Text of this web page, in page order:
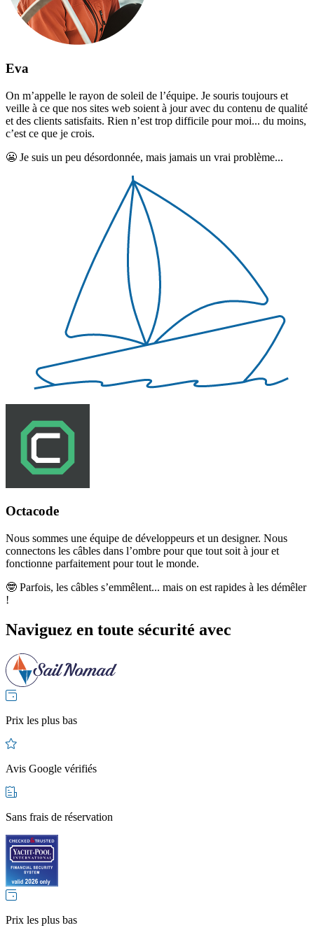
Eva
On m’appelle le rayon de soleil de l’équipe. Je souris toujours et
veille à ce que nos sites web soient à jour avec du contenu de qualité
et des clients satisfaits. Rien n’est trop difficile pour moi... du moins,
c’est ce que je crois.
😬 Je suis un peu désordonnée, mais jamais un vrai problème...
Octacode
Nous sommes une équipe de développeurs et un designer. Nous
connectons les câbles dans l’ombre pour que tout soit à jour et
fonctionne parfaitement pour tout le monde.
🤓 Parfois, les câbles s’emmêlent... mais on est rapides à les démêler
!
Naviguez en toute sécurité avec
Prix les plus bas
Avis Google vérifiés
Sans frais de réservation
Prix les plus bas